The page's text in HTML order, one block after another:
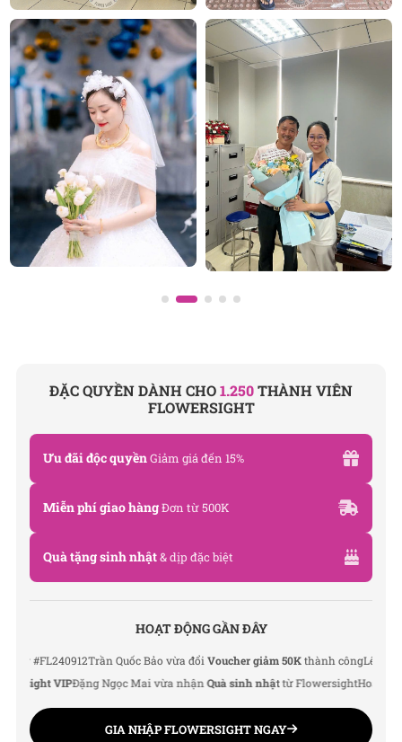
ĐẶC QUYỀN DÀNH CHO1.250THÀNH VIÊN
FLOWERSIGHT
Ưu đãi độc quyềnGiảm giá đến 15%
Miễn phí giao hàngĐơn từ 500K
Quà tặng sinh nhật& dịp đặc biệt
HOẠT ĐỘNG GẦN ĐÂY
Trần Quốc Bảo vừa đổiVoucher giảm 50Kthành côngLê Thu Hà
VIPĐặng Ngọc Mai vừa nhậnQuà sinh nhậttừ FlowersightHoàng Đức
GIA NHẬP FLOWERSIGHT NGAY